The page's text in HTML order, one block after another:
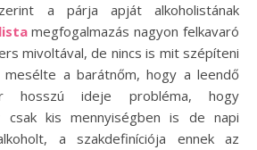
a párja apját alkoholistának
megfogalmazás nagyon felkavaró
mivoltával, de nincs is mit szépíteni
a barátnőm, hogy a leendő
hosszú ideje probléma, hogy
csak kis mennyiségben is de napi
a szakdefiníciója ennek az